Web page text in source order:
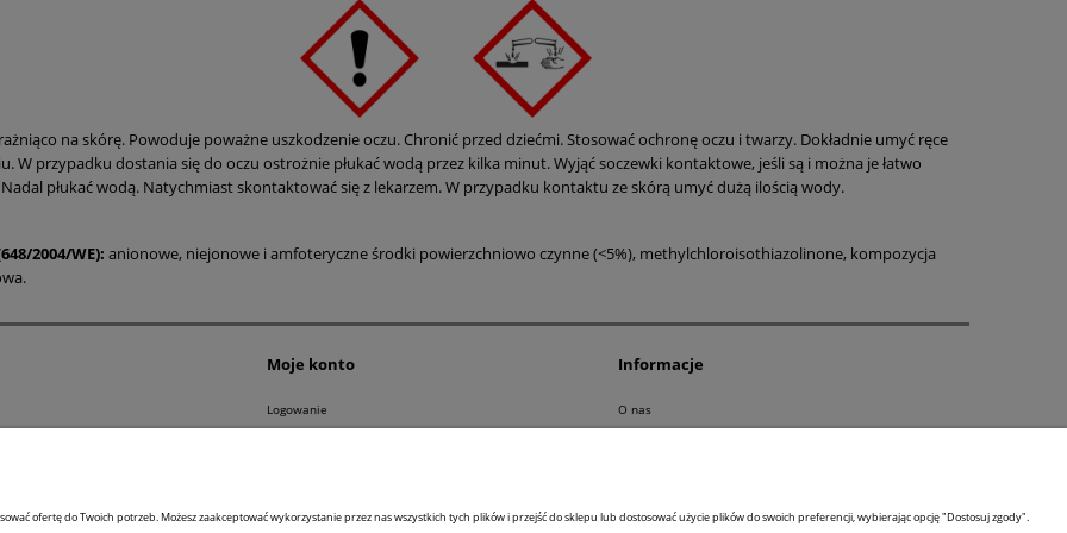
na skórę. Powoduje poważne uszkodzenie oczu. Chronić przed dziećmi. Stosować ochronę oczu i twarzy. Dokładnie umyć ręce
W przypadku dostania się do oczu ostrożnie płukać wodą przez kilka minut. Wyjąć soczewki kontaktowe, jeśli są i można je łatwo
płukać wodą. Natychmiast skontaktować się z lekarzem. W przypadku kontaktu ze skórą umyć dużą ilością wody.
2004/WE): anionowe, niejonowe i amfoteryczne środki powierzchniowo czynne (<5%), methylchloroisothiazolinone, kompozycja
Moje konto
Logowanie
Informacje
O nas
Koronawirus a odpady - wytyczne
ofertę do Twoich potrzeb. Możesz zaakceptować wykorzystanie przez nas wszystkich tych plików i przejść do sklepu lub dostosować użycie plików do swoich preferencji, wybierając opcję "Dostosuj zgody".